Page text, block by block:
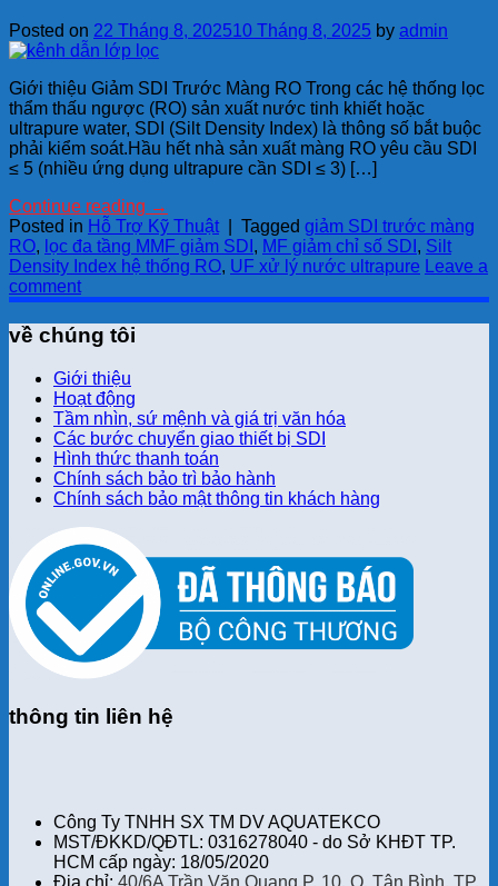
Posted on 22 Tháng 8, 202510 Tháng 8, 2025 by admin
Giới thiệu Giảm SDI Trước Màng RO Trong các hệ thống lọc
thẩm thấu ngược (RO) sản xuất nước tinh khiết hoặc
ultrapure water, SDI (Silt Density Index) là thông số bắt buộc
phải kiểm soát.Hầu hết nhà sản xuất màng RO yêu cầu SDI
≤ 5 (nhiều ứng dụng ultrapure cần SDI ≤ 3) […]
Continue reading →
Posted in Hỗ Trợ Kỹ Thuật Tagged giảm SDI trước màng
RO, lọc đa tầng MMF giảm SDI , MF giảm chỉ số SDI , Silt
Density Index hệ thống RO, UF xử lý nước ultrapure Leave a
comment
về chúng tôi
Giới thiệu
Hoạt động
Tầm nhìn, sứ mệnh và giá trị văn hóa
Các bước chuyển giao thiết bị SDI
Hình thức thanh toán
Chính sách bảo trì bảo hành
Chính sách bảo mật thông tin khách hàng
thông tin liên hệ
Công Ty TNHH SX TM DV AQUATEKCO
MST/ĐKKD/QĐTL: 0316278040 - do Sở KHĐT TP.
HCM cấp ngày: 18/05/2020